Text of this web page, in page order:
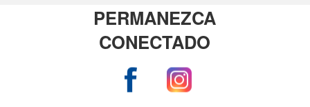
PERMANEZCA
CONECTADO